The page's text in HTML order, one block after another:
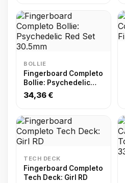
BOLLIE
Fingerboard Completo
Bollie: Psychedelic
Red Set 30.5mm
34,36 €
TECH DECK
Fingerboard Completo
Tech Deck: Girl RD